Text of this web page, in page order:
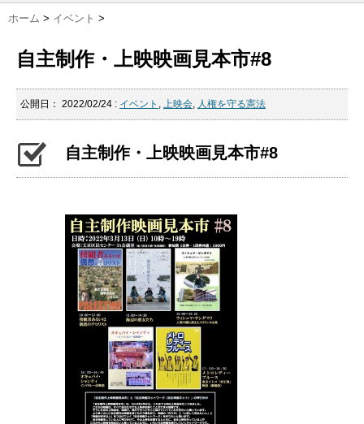
ホーム > イベント >
自主制作・上映映画見本市#8
公開日： 2022/02/24 : イベント , 上映会, 人権を守る憲法
自主制作・上映映画見本市#8